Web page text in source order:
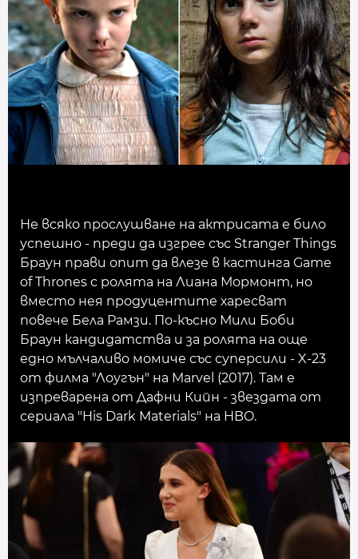
Не всяко прослушване на актрисата е било
успешно - преди да изгрее със Stranger Things
Браун прави опит да влезе в кастинга Game
of Thrones с ролята на Лиана Мормонт, но
вместо нея продуцентите харесват
повече Бела Рамзи. По-късно Мили Боби
Браун кандидатства и за ролята на още
едно мълчаливо момиче със суперсили - X-23
от филма "Лоугън" на Marvel (2017). Там е
изпреварена от Дафни Кийн - звездата от
сериала "His Dark Materials" на HBO.